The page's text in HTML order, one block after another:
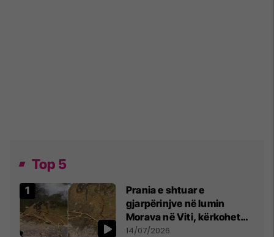
Top 5
Prania e shtuar e
gjarpërinjve në lumin
Morava në Viti, kërkohet
kujdes nga qytetarët
14/07/2026